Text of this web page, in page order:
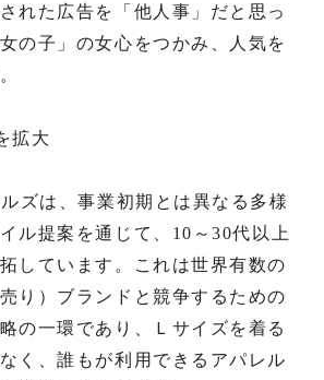
れた広告を「他人事」だと思っ
の子」の女心をつかみ、人気を
拡大
ズは、事業初期とは異なる多様
ル提案を通じて、10～30代以上
しています。これは世界有数の
り）ブランドと競争するための
の一環であり、Ｌサイズを着る
く、誰もが利用できるアパレル